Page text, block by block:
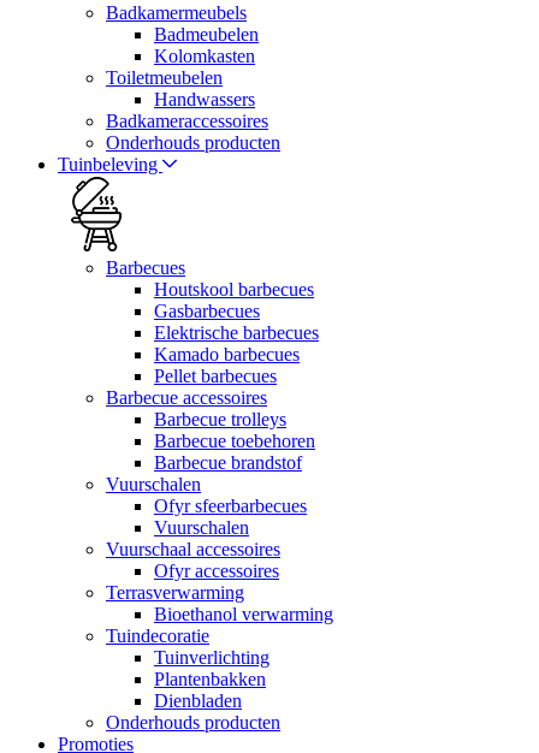
Badkamermeubels
Badmeubelen
Kolomkasten
Toiletmeubelen
Handwassers
Badkameraccessoires
Onderhouds producten
Tuinbeleving
Barbecues
Houtskool barbecues
Gasbarbecues
Elektrische barbecues
Kamado barbecues
Pellet barbecues
Barbecue accessoires
Barbecue trolleys
Barbecue toebehoren
Barbecue brandstof
Vuurschalen
Ofyr sfeerbarbecues
Vuurschalen
Vuurschaal accessoires
Ofyr accessoires
Terrasverwarming
Bioethanol verwarming
Tuindecoratie
Tuinverlichting
Plantenbakken
Dienbladen
Onderhouds producten
Promoties